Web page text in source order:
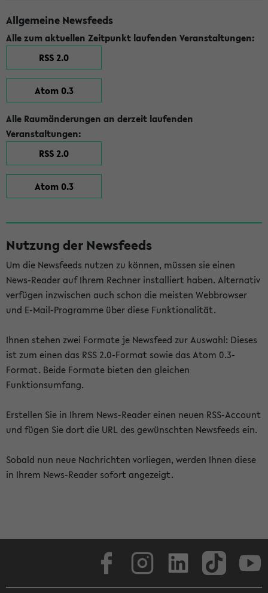
Allgemeine Newsfeeds
Alle zum aktuellen Zeitpunkt laufenden Veranstaltungen:
RSS 2.0
Atom 0.3
Alle Raumänderungen an derzeit laufenden
Veranstaltungen:
RSS 2.0
Atom 0.3
Nutzung der Newsfeeds
Um die Newsfeeds nutzen zu können, müssen sie einen
News-Reader auf Ihrem Rechner installiert haben. Alternativ
verfügen inzwischen auch schon die meisten Webbrowser
und E-Mail-Programme über diese Funktionalität.
Ihnen stehen zwei Formate je Newsfeed zur Auswahl: Dieses
ist zum einen das RSS 2.0-Format sowie das Atom 0.3-
Format. Beide Formate bieten den gleichen
Funktionsumfang.
Erstellen Sie in Ihrem News-Reader einen neuen RSS-Account
und fügen Sie dort die URL des gewünschten Newsfeeds ein.
Sobald nun neue Nachrichten vorliegen, werden Ihnen diese
in Ihrem News-Reader sofort angezeigt.